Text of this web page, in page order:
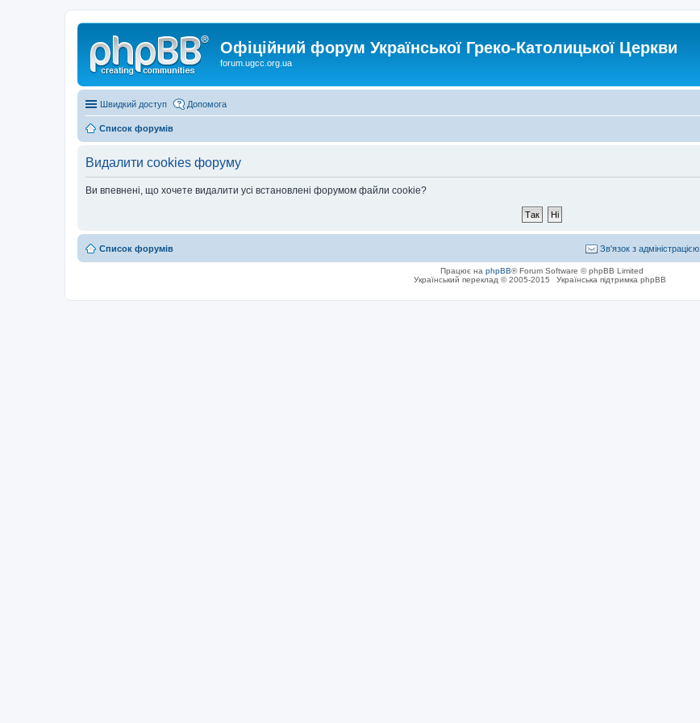
Офіційний форум Української Греко-Католицької Церкви
forum.ugcc.org.ua
Швидкий доступ Допомога
Список форумів
Видалити cookies форуму
Ви впевнені, що хочете видалити усі встановлені форумом файли cookie?
Список форумів Зв'язок з адміністрацією
Працює на phpBB® Forum Software © phpBB Limited
Український переклад © 2005-2015
Українська підтримка phpBB